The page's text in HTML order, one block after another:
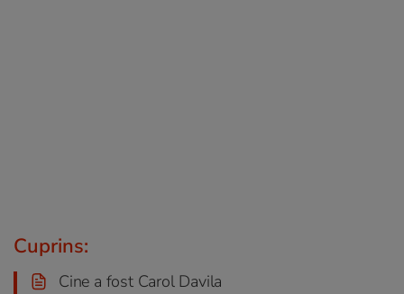
Cuprins:
Cine a fost Carol Davila